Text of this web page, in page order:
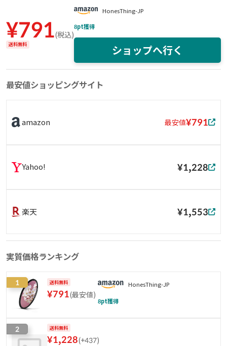
¥791(税込)
送料無料
HonesThing-JP
8pt獲得
ショップへ行く
最安値ショッピングサイト
amazon 最安値¥791
Yahoo! ¥1,228
楽天 ¥1,553
実質価格ランキング
1 送料無料
¥791(最安値)
HonesThing-JP
8pt獲得
2 送料無料
¥1,228(+437)